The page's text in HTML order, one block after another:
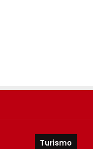
Turismo